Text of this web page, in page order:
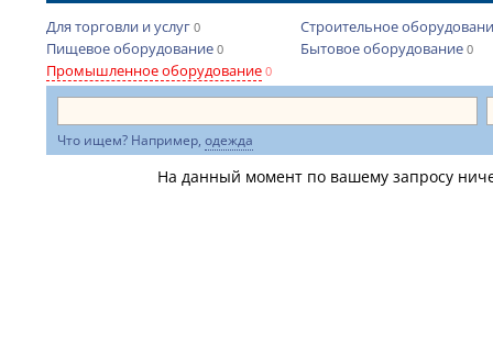
Для торговли и услуг 0
Пищевое оборудование 0
Промышленное оборудование 0
Строительное
Бытовое оборудование 0
Что ищем? Например, одежда
На данный момент по вашему запросу